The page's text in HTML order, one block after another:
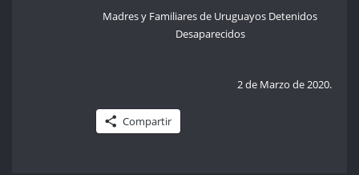
Madres y Familiares de Uruguayos Detenidos
Desaparecidos
2 de Marzo de 2020.
Compartir